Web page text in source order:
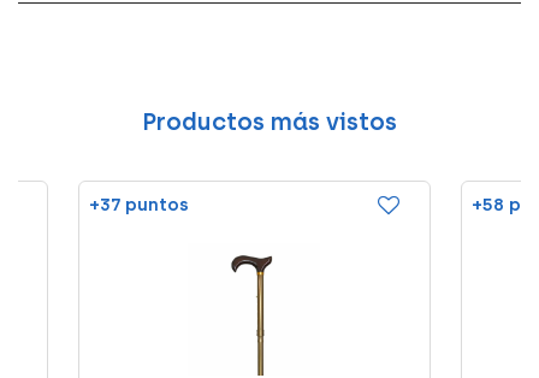
Productos más vistos
+37 puntos +58